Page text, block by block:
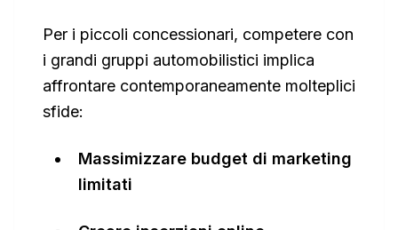
Per i piccoli concessionari, competere con
i grandi gruppi automobilistici implica
affrontare contemporaneamente molteplici
sfide:
Massimizzare budget di marketing
limitati